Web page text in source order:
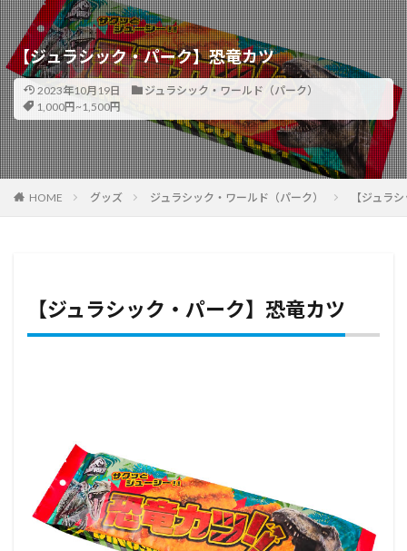
【ジュラシック・パーク】恐竜カツ
2023年10月19日
ジュラシック・ワールド（パーク）
1,000円~1,500円
HOME グッズ ジュラシック・ワールド（パーク） 【ジュラ
【ジュラシック・パーク】恐竜カツ